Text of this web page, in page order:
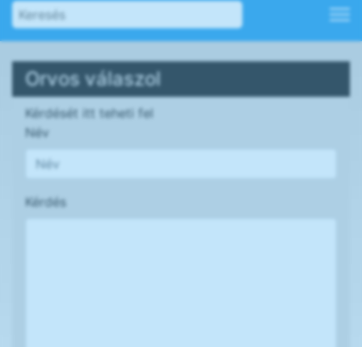
Orvos válaszol
Kérdését itt teheti fel
Név
Kérdés